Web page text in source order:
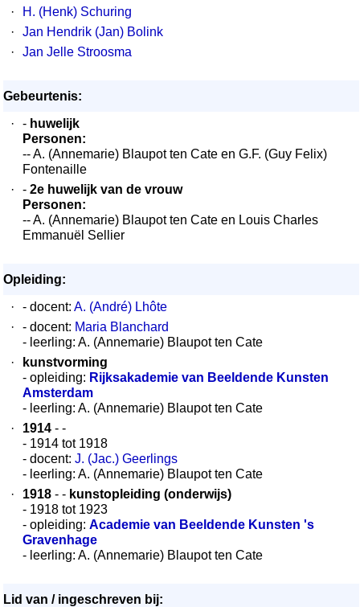
·
H. (Henk) Schuring
·
Jan Hendrik (Jan) Bolink
·
Jan Jelle Stroosma
Gebeurtenis:
·
- huwelijk
Personen:
-- A. (Annemarie) Blaupot ten Cate en G.F. (Guy Felix)
Fontenaille
·
- 2e huwelijk van de vrouw
Personen:
-- A. (Annemarie) Blaupot ten Cate en Louis Charles
Emmanuël Sellier
Opleiding:
·
- docent: A. (André) Lhôte
·
- docent: Maria Blanchard
- leerling: A. (Annemarie) Blaupot ten Cate
·
kunstvorming
- opleiding: Rijksakademie van Beeldende Kunsten
Amsterdam
- leerling: A. (Annemarie) Blaupot ten Cate
·
1914 - -
- 1914 tot 1918
- docent: J. (Jac.) Geerlings
- leerling: A. (Annemarie) Blaupot ten Cate
·
1918 - - kunstopleiding (onderwijs)
- 1918 tot 1923
- opleiding: Academie van Beeldende Kunsten 's
Gravenhage
- leerling: A. (Annemarie) Blaupot ten Cate
Lid van / ingeschreven bij: